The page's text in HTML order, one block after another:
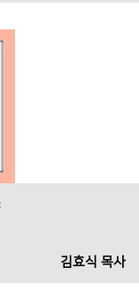
김효식 목사